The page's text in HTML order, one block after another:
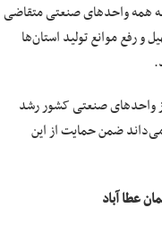
همه واحدهای صنعتی متقاضی
رفع موانع تولید استان‌ها
واحدهای صنعتی کشور رشد
ضمن حمایت از این
عطا آباد